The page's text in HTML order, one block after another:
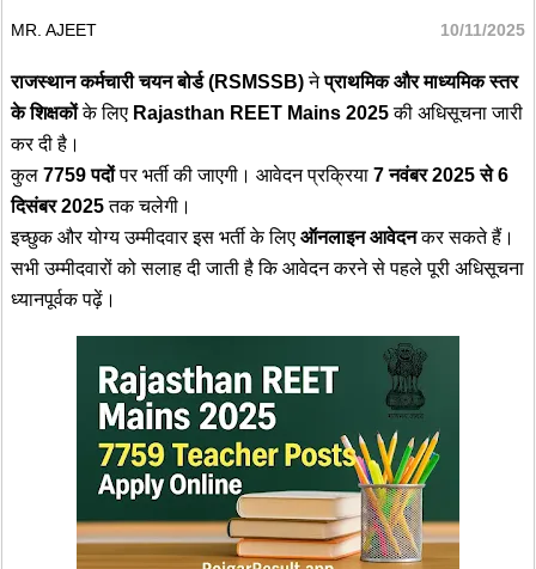
MR. AJEET 10/11/2025
राजस्थान कर्मचारी चयन बोर्ड (RSMSSB)नेप्राथमिक और माध्यमिक स्तर
के शिक्षकोंके लिए Rajasthan REET Mains 2025की अधिसूचना जारी
कर दी है।
कुल 7759 पदोंपर भर्ती की जाएगी। आवेदन प्रक्रिया 7 नवंबर 2025 से 6
दिसंबर 2025तक चलेगी।
इच्छुक और योग्य उम्मीदवार इस भर्ती के लिए ऑनलाइन आवेदनकर सकते हैं।
सभी उम्मीदवारों को सलाह दी जाती है कि आवेदन करने से पहले पूरी अधिसूचना
ध्यानपूर्वक पढ़ें।